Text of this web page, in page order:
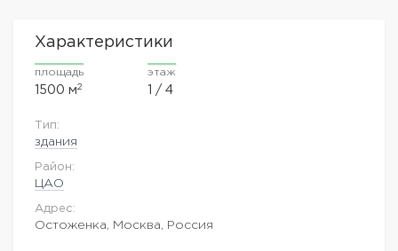
Характеристики
площадь
1500 м2
этаж
1 / 4
Тип:
здания
Район:
ЦАО
Адрес:
Остоженка, Москва, Россия